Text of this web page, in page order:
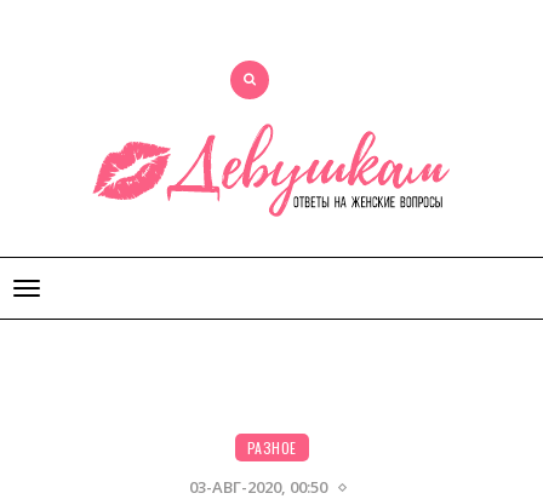
Открыть
меню
РАЗНОЕ
03-АВГ-2020, 00:50